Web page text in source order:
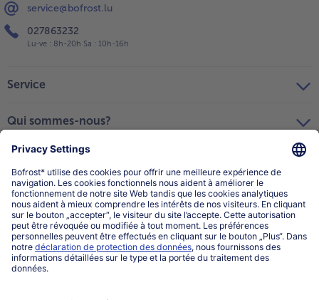
service@bofrost.lu
027863232
Lu-ve : 8h-20h Sa : 10h-16h
Service
Qui sommes-nous?
Catégories